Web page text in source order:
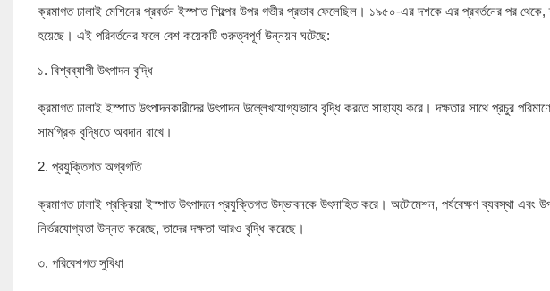
ক্রমাগত ঢালাই মেশিনের প্রবর্তন ইস্পাত শিল্পের উপর গভীর প্রভাব ফেলেছিল। ১৯৫০-এর দশকে এর প্রবর্তনের পর থেকে,
হয়েছে। এই পরিবর্তনের ফলে বেশ কয়েকটি গুরুত্বপূর্ণ উন্নয়ন ঘটেছে:
১. বিশ্বব্যাপী উৎপাদন বৃদ্ধি
ক্রমাগত ঢালাই ইস্পাত উৎপাদনকারীদের উৎপাদন উল্লেখযোগ্যভাবে বৃদ্ধি করতে সাহায্য করে। দক্ষতার সাথে প্রচুর
সামগ্রিক বৃদ্ধিতে অবদান রাখে।
2. প্রযুক্তিগত অগ্রগতি
ক্রমাগত ঢালাই প্রক্রিয়া ইস্পাত উৎপাদনে প্রযুক্তিগত উদ্ভাবনকে উৎসাহিত করে। অটোমেশন, পর্যবেক্ষণ ব্যবস্থা এবং
নির্ভরযোগ্যতা উন্নত করেছে, তাদের দক্ষতা আরও বৃদ্ধি করেছে।
৩. পরিবেশগত সুবিধা